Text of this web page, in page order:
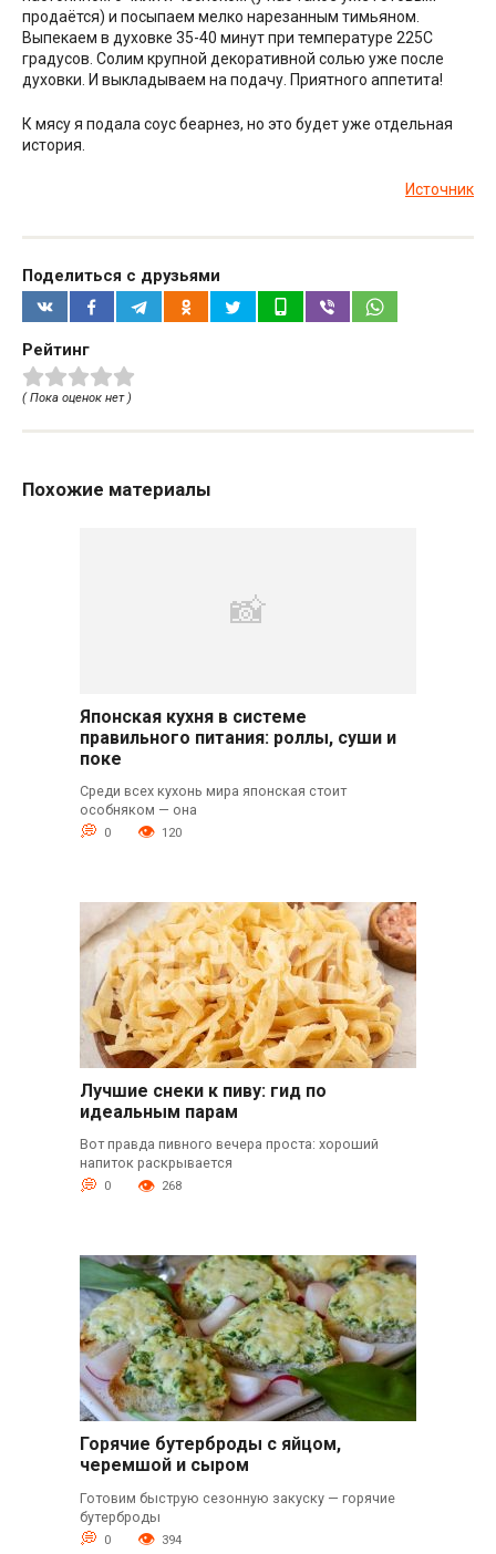
продаётся) и посыпаем мелко нарезанным тимьяном.
Выпекаем в духовке 35-40 минут при температуре 225С
градусов. Солим крупной декоративной солью уже после
духовки. И выкладываем на подачу. Приятного аппетита!
К мясу я подала соус беарнез, но это будет уже отдельная
история.
Источник
Поделиться с друзьями
Рейтинг
( Пока оценок нет )
Похожие материалы
Японская кухня в системе
правильного питания: роллы, суши и
поке
Среди всех кухонь мира японская стоит
особняком — она
0 120
Лучшие снеки к пиву: гид по
идеальным парам
Вот правда пивного вечера проста: хороший
напиток раскрывается
0 268
Горячие бутерброды с яйцом,
черемшой и сыром
Готовим быструю сезонную закуску — горячие
бутерброды
0 394